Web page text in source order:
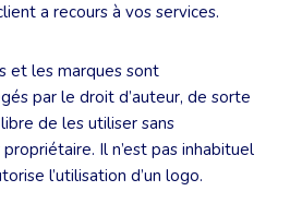
a recours à vos services.
et les marques sont
par le droit d’auteur, de sorte
de les utiliser sans
Il n’est pas inhabituel
l’utilisation d’un logo.